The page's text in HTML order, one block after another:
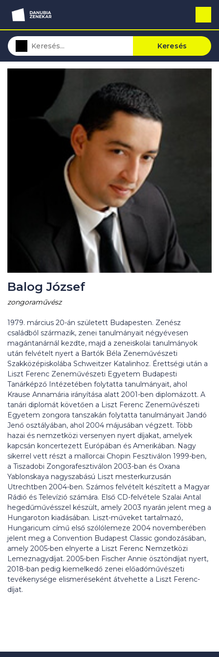
Keresés
Balog József
zongoraművész
1979. március 20-án született Budapesten. Zenész
családból származik, zenei tanulmányait négyévesen
magántanárnál kezdte, majd a zeneiskolai tanulmányok
után felvételt nyert a Bartók Béla Zeneművészeti
Szakközépiskolába Schweitzer Katalinhoz. Érettségi után a
Liszt Ferenc Zeneművészeti Egyetem Budapesti
Tanárképző Intézetében folytatta tanulmányait, ahol
Krause Annamária irányítása alatt 2001-ben diplomázott. A
tanári diplomát követően a Liszt Ferenc Zeneművészeti
Egyetem zongora tanszakán folytatta tanulmányait Jandó
Jenő osztályában, ahol 2004 májusában végzett. Több
hazai és nemzetközi versenyen nyert díjakat, amelyek
kapcsán koncertezett Európában és Amerikában. Nagy
sikerrel vett részt a mallorcai Chopin Fesztiválon 1999-ben,
a Tiszadobi Zongorafesztiválon 2003-ban és Oxana
Yablonskaya nagyszabású Liszt mesterkurzusán
Utrechtben 2004-ben. Számos felvételt készített a Magyar
Rádió és Televízió számára. Első CD-felvétele Szalai Antal
hegedűművésszel készült, amely 2003 nyarán jelent meg a
Hungaroton kiadásában. Liszt-műveket tartalmazó,
Hungaricum című első szólólemeze 2004 novemberében
jelent meg a Convention Budapest Classic gondozásában,
amely 2005-ben elnyerte a Liszt Ferenc Nemzetközi
Lemeznagydíjat. 2005-ben Fischer Annie ösztöndíjat nyert,
2018-ban pedig kiemelkedő zenei előadóművészeti
tevékenysége elismeréseként átvehette a Liszt Ferenc-
díjat.